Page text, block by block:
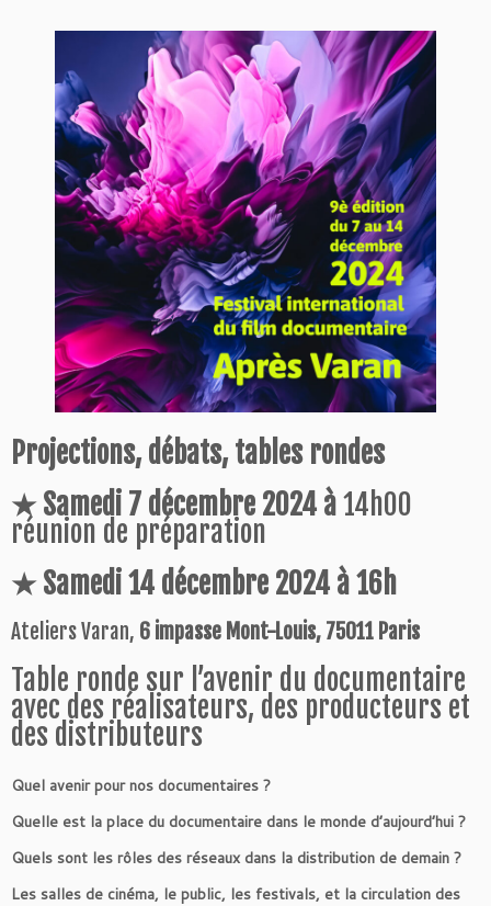
Projections, débats, tables rondes
★ Samedi 7 décembre 2024 à14h00
réunion de préparation
★ Samedi 14 décembre 2024 à 16h
Ateliers Varan, 6 impasse Mont-Louis, 75011 Paris
Table ronde sur l’avenir du documentaire
avec des réalisateurs, des producteurs et
des distributeurs
Quel avenir pour nos documentaires ?
Quelle est la place du documentaire dans le monde d’aujourd’hui ?
Quels sont les rôles des réseaux dans la distribution de demain ?
Les salles de cinéma, le public, les festivals, et la circulation des